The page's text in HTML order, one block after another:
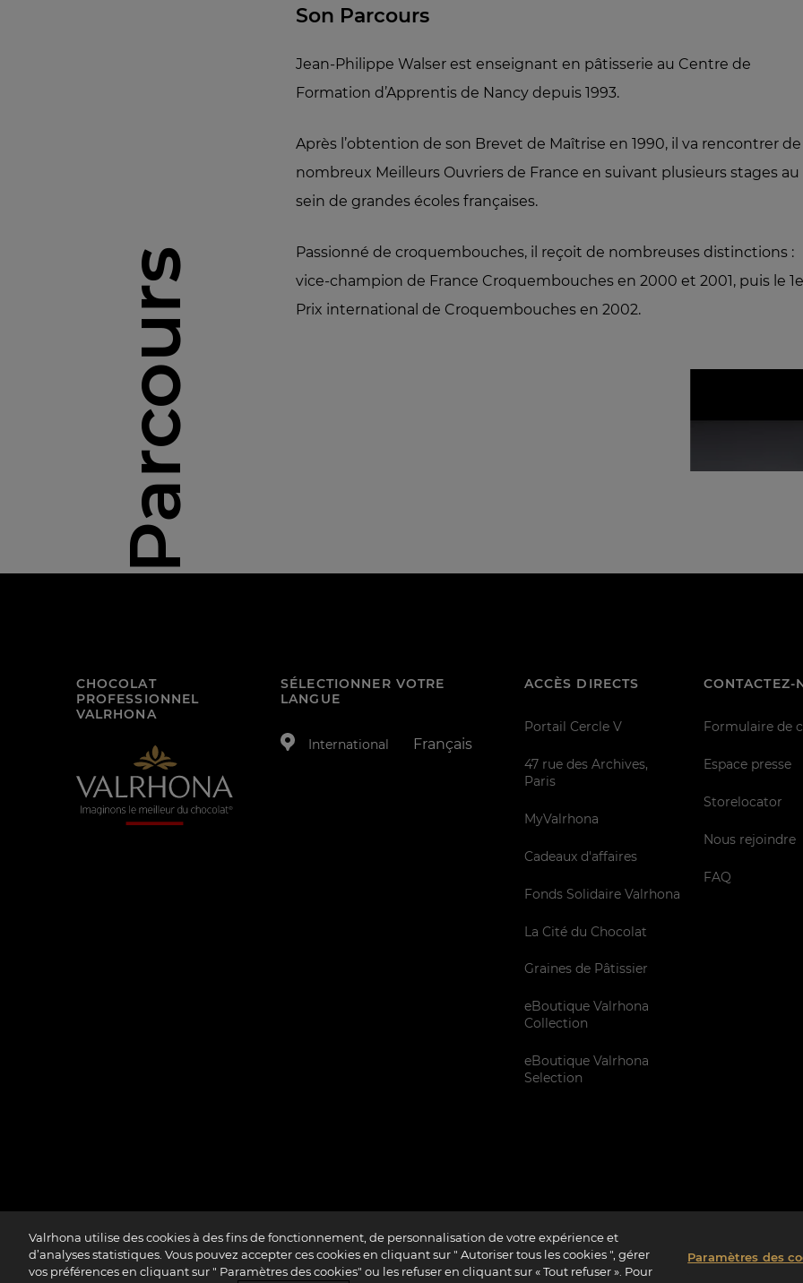
Parcours
Son Parcours
Jean-Philippe Walser est enseignant en pâtisserie au Centre de
Formation d’Apprentis de Nancy depuis 1993.
Après l’obtention de son Brevet de Maîtrise en 1990, il va rencontrer de
nombreux Meilleurs Ouvriers de France en suivant plusieurs stages au
sein de grandes écoles françaises.
Passionné de croquembouches, il reçoit de nombreuses distinctions :
vice-champion de France Croquembouches en 2000 et 2001, puis le
Prix international de Croquembouches en 2002.
CHOCOLAT
PROFESSIONNEL
VALRHONA
SÉLECTIONNER VOTRE
LANGUE
International Français
ACCÈS DIRECTS
Portail Cercle V
47 rue des Archives,
Paris
MyValrhona
Cadeaux d'affaires
Fonds Solidaire Valrhona
La Cité du Chocolat
Graines de Pâtissier
eBoutique Valrhona
Collection
eBoutique Valrhona
Selection
CONTACTEZ-
Formulaire de
Espace presse
Storelocator
Nous rejoindre
FAQ
Accessibilité : partiellement conforme à 72% Informations Légales Politique Cookies Paramètres
Valrhona utilise des cookies à des fins de fonctionnement, de personnalisation de votre expérience et
d’analyses statistiques. Vous pouvez accepter ces cookies en cliquant sur " Autoriser tous les cookies ", gérer
vos préférences en cliquant sur " Paramètres des cookies" ou les refuser en cliquant sur « Tout refuser ». Pour
Paramètres des